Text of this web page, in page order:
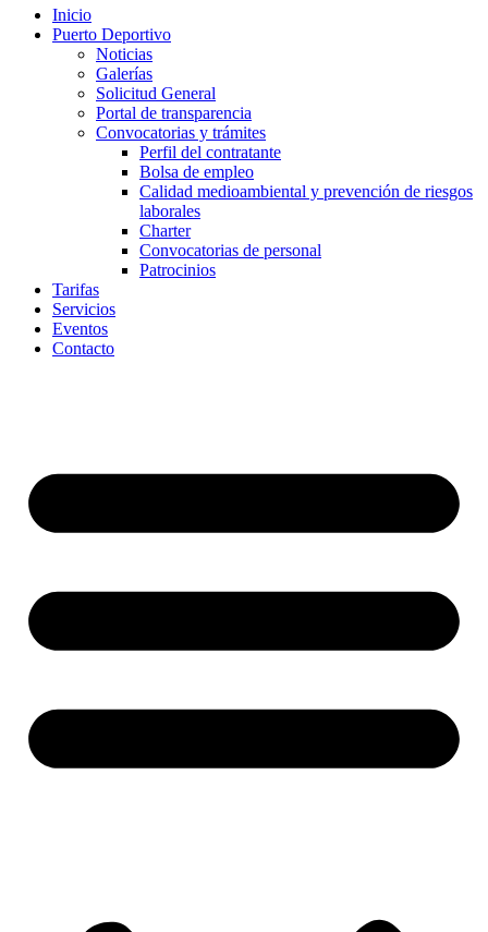
Inicio
Puerto Deportivo
Noticias
Galerías
Solicitud General
Portal de transparencia
Convocatorias y trámites
Perfil del contratante
Bolsa de empleo
Calidad medioambiental y prevención de riesgos
laborales
Charter
Convocatorias de personal
Patrocinios
Tarifas
Servicios
Eventos
Contacto